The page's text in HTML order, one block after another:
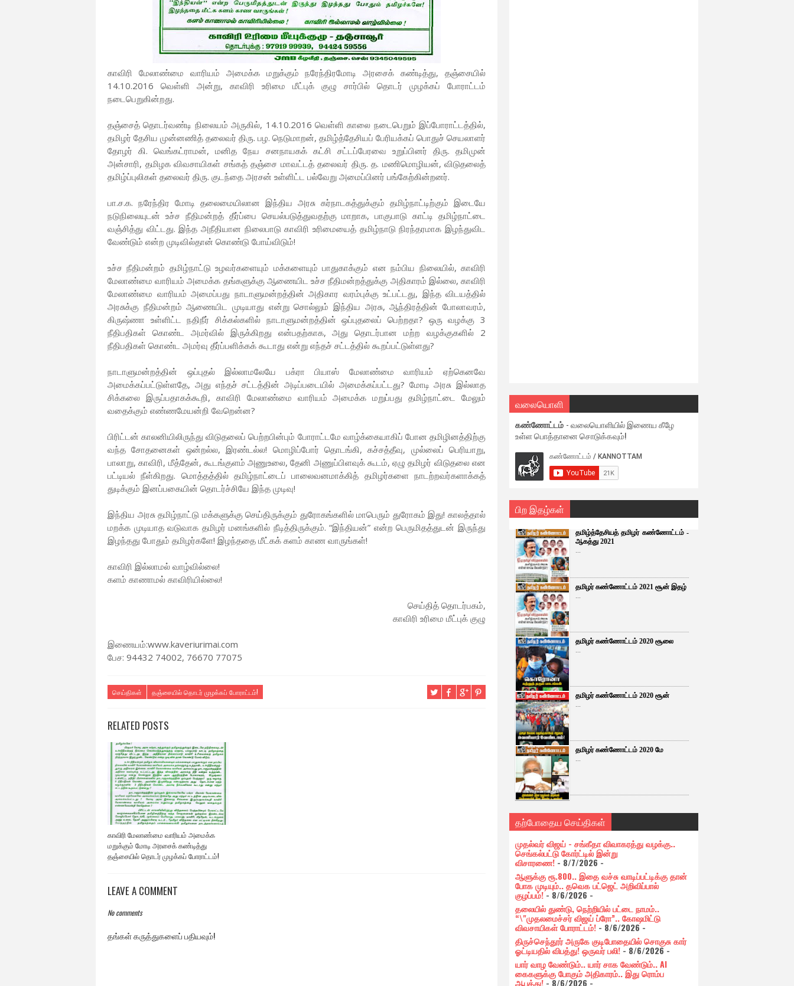
காவிரி மேலாண்மை வாரியம் அமைக்க மறுக்கும் நரேந்திரமோடி அரசைக் கண்டித்து, தஞ்சையில்
14.10.2016 வெள்ளி அன்று, காவிரி உரிமை மீட்புக் குழு சார்பில் தொடர் முழக்கப் போராட்டம்
நடைபெறுகின்றது.
தஞ்சைத் தொடர்வண்டி நிலையம் அருகில், 14.10.2016 வெள்ளி காலை நடைபெறும் இப்போராட்டத்தில்,
தமிழர் தேசிய முன்னணித் தலைவர் திரு. பழ. நெடுமாறன், தமிழ்த்தேசியப் பேரியக்கப் பொதுச் செயலாளர்
தோழர் கி. வெங்கட்ராமன், மனித நேய சனநாயகக் கட்சி சட்டப்பேரவை உறுப்பினர் திரு. தமிமுன்
அன்சாரி, தமிழக விவசாயிகள் சங்கத் தஞ்சை மாவட்டத் தலைவர் திரு. த. மணிமொழியன், விடுதலைத்
தமிழ்ப்புலிகள் தலைவர் திரு. குடந்தை அரசன் உள்ளிட்ட பல்வேறு அமைப்பினர் பங்கேற்கின்றனர்.
பா.ச.க. நரேந்திர மோடி தலைமையிலான இந்திய அரசு கர்நாடகத்துக்கும் தமிழ்நாட்டிற்கும் இடையே
நடுநிலையுடன் உச்ச நீதிமன்றத் தீர்ப்பை செயல்படுத்துவதற்கு மாறாக, பாகுபாடு காட்டி தமிழ்நாட்டை
வஞ்சித்து விட்டது. இந்த அநீதியான நிலைபாடு காவிரி உரிமையைத் தமிழ்நாடு நிரந்தரமாக இழந்துவிட
வேண்டும் என்ற முடிவில்தான் கொண்டு போய்விடும்!
உச்ச நீதிமன்றம் தமிழ்நாட்டு உழவர்களையும் மக்களையும் பாதுகாக்கும் என நம்பிய நிலையில், காவிரி
மேலாண்மை வாரியம் அமைக்க தங்களுக்கு ஆணையிட உச்ச நீதிமன்றத்துக்கு அதிகாரம் இல்லை, காவிரி
மேலாண்மை வாரியம் அமைப்பது நாடாளுமன்றத்தின் அதிகார வரம்புக்கு உட்பட்டது, இந்த விடயத்தில்
அரசுக்கு நீதிமன்றம் ஆணையிட முடியாது என்று சொல்லும் இந்திய அரசு, ஆந்திரத்தின் போலாவரம்,
கிருஷ்ணா உள்ளிட்ட நதிநீர் சிக்கல்களில் நாடாளுமன்றத்தின் ஒப்புதலைப் பெற்றதா? ஒரு வழக்கு 3
நீதிபதிகள் கொண்ட அமர்வில் இருக்கிறது என்பதற்காக, அது தொடர்பான மற்ற வழக்குகளில் 2
நீதிபதிகள் கொண்ட அமர்வு தீர்ப்பளிக்கக் கூடாது என்று எந்தச் சட்டத்தில் கூறப்பட்டுள்ளது?
நாடாளுமன்றத்தின் ஒப்புதல் இல்லாமலேயே பக்ரா பியாஸ் மேலாண்மை வாரியம் ஏற்கெனவே
அமைக்கப்பட்டுள்ளதே, அது எந்தச் சட்டத்தின் அடிப்படையில் அமைக்கப்பட்டது? மோடி அரசு இல்லாத
சிக்கலை இருப்பதாகக்கூறி, காவிரி மேலாண்மை வாரியம் அமைக்க மறுப்பது தமிழ்நாட்டை மேலும்
வதைக்கும் எண்ணமேயன்றி வேறென்ன?
பிரிட்டன் காலனியிலிருந்து விடுதலைப் பெற்றபின்பும் போராட்டமே வாழ்க்கையாகிப் போன தமிழினத்திற்கு
வந்த சோதனைகள் ஒன்றல்ல, இரண்டல்ல! மொழிப்போர் தொடங்கி, கச்சத்தீவு, முல்லைப் பெரியாறு,
பாலாறு, காவிரி, மீத்தேன், கூடங்குளம் அணுஉலை, தேனி அணுப்பிளவுக் கூடம், ஏழு தமிழர் விடுதலை என
பட்டியல் நீள்கிறது. மொத்தத்தில் தமிழ்நாட்டைப் பாலைவனமாக்கித் தமிழர்களை நாடற்றவர்களாக்கத்
துடிக்கும் இனப்பகையின் தொடர்ச்சியே இந்த முடிவு!
இந்திய அரசு தமிழ்நாட்டு மக்களுக்கு செய்திருக்கும் துரோகங்களில் மாபெரும் துரோகம் இது! காலத்தால்
மறக்க முடியாத வடுவாக தமிழர் மனங்களில் நீடித்திருக்கும். “இந்தியன்” என்ற பெருமிதத்துடன் இருந்து
இழந்தது போதும் தமிழர்களே! இழந்ததை மீட்கக் களம் காண வாருங்கள்!
காவிரி இல்லாமல் வாழ்வில்லை!
களம் காணாமல் காவிரியில்லை!
செய்தித் தொடர்பகம்,
காவிரி உரிமை மீட்புக் குழு
இணையம்:www.kaveriurimai.com
பேச: 94432 74002, 76670 77075
செய்திகள் தஞ்சையில் தொடர் முழக்கப் போராட்டம்!
RELATED POSTS
காவிரி மேலாண்மை வாரியம் அமைக்க
மறுக்கும் மோடி அரசைக் கண்டித்து
தஞ்சையில் தொடர் முழக்கப் போராட்டம்!
LEAVE A COMMENT
No comments
தங்கள் கருத்துகளைப் பதியவும்!
வலையொளி
கண்ணோட்டம் - வலையொளியில் இணைய கீழே
உள்ள பொத்தானை சொடுக்கவும்!
பிற இதழ்கள்
தமிழ்த்தேசியத் தமிழர் கண்ணோட்டம் -
ஆகத்து 2021
...
தமிழர் கண்ணோட்டம் 2021 சூன் இதழ்
...
தமிழர் கண்ணோட்டம் 2020 சூலை
...
தமிழர் கண்ணோட்டம் 2020 சூன்
...
தமிழர் கண்ணோட்டம் 2020 மே
...
தற்போதைய செய்திகள்
முதல்வர் விஜய் - சங்கீதா விவாகரத்து வழக்கு..
செங்கல்பட்டு கோர்ட்டில் இன்று
விசாரணை!- 8/7/2026-
ஆளுக்கு ரூ.800.. இதை வச்சு வாடிப்பட்டிக்கு தான்
போக முடியும்.. தவெக பட்ஜெட் அறிவிப்பால்
குழப்பம்!- 8/6/2026 -
தலையில் துண்டு, நெற்றியில் பட்டை நாமம்..
“\"முதலமைச்சர் விஜய் ப்ரோ”.. கோஷமிட்டு
விவசாயிகள் போராட்டம்! - 8/6/2026-
திருச்செந்தூர் அருகே குடிபோதையில் சொகுசு கார்
ஓட்டியதில் விபத்து! ஒருவர் பலி! - 8/6/2026-
யார் வாழ வேண்டும்.. யார் சாக வேண்டும்.. AI
கைகளுக்கு போகும் அதிகாரம்.. இது ரொம்ப
ஆபத்து! - 8/6/2026 -